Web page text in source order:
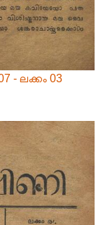
- ലക്കം 03